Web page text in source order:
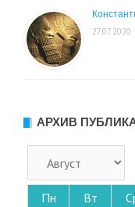
27.07.2020
АРХИВ
Пн Вт